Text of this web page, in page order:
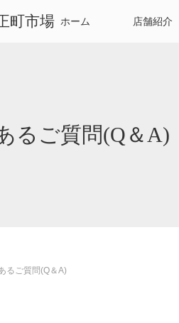
町市場 ホーム 店舗紹介
るご質問(Q＆A)
るご質問(Q＆A)